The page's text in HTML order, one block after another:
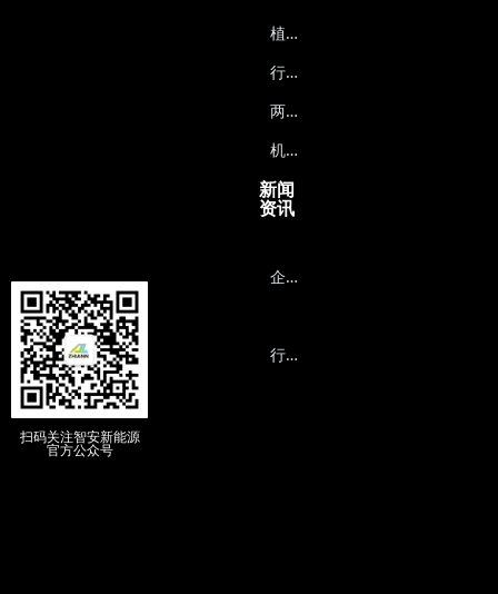
植
保无人机能源系统
行
业无人机能源系统
两
轮车能源系统
机
器人能源系统
企
业动态
行
业资讯
新闻
资讯
扫码关注智安新能源
官方公众号